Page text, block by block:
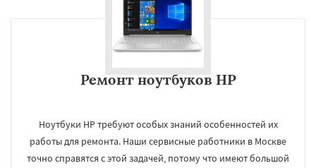
Ремонт ноутбуков HP
Ноутбуки HP требуют особых знаний особенностей их
работы для ремонта. Наши сервисные работники в Москве
точно справятся с этой задачей, потому что имеют большой
×